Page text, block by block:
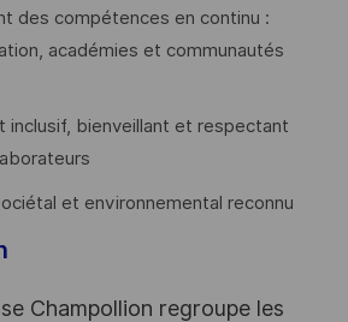
des compétences en continu :
académies et communautés
inclusif, bienveillant et respectant
et environnemental reconnu
Champollion regroupe les